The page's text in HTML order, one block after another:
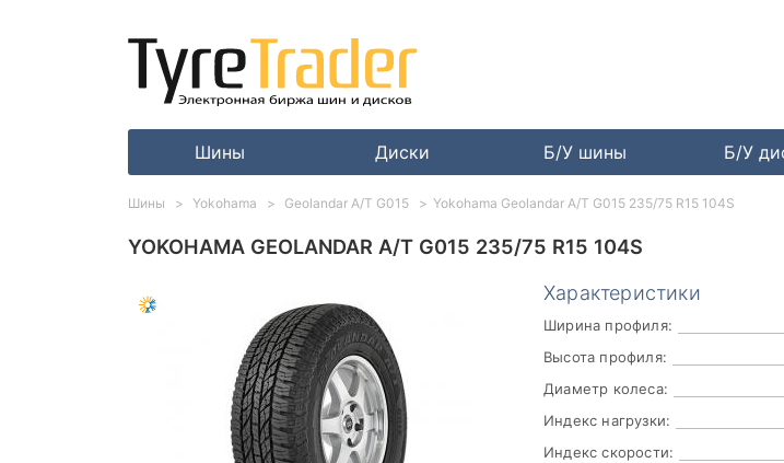
Шины Диски Б/У шины Б/У
YOKOHAMA GEOLANDAR A/T G015 235/75 R15 104S
Характеристики
Ширина профиля:
Высота профиля:
Диаметр колеса:
Индекс нагрузки:
Индекс скорости:
Шины Yokohama Geolandar A/T G015 Yokohama Geolandar A/T G015 235/75 R15 104S